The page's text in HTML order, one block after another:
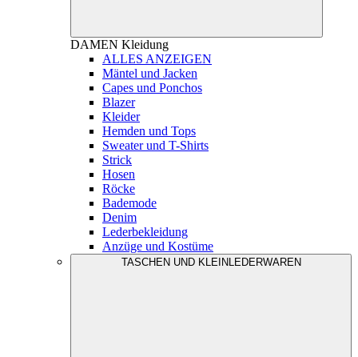
DAMEN Kleidung
ALLES ANZEIGEN
Mäntel und Jacken
Capes und Ponchos
Blazer
Kleider
Hemden und Tops
Sweater und T-Shirts
Strick
Hosen
Röcke
Bademode
Denim
Lederbekleidung
Anzüge und Kostüme
TASCHEN UND KLEINLEDERWAREN